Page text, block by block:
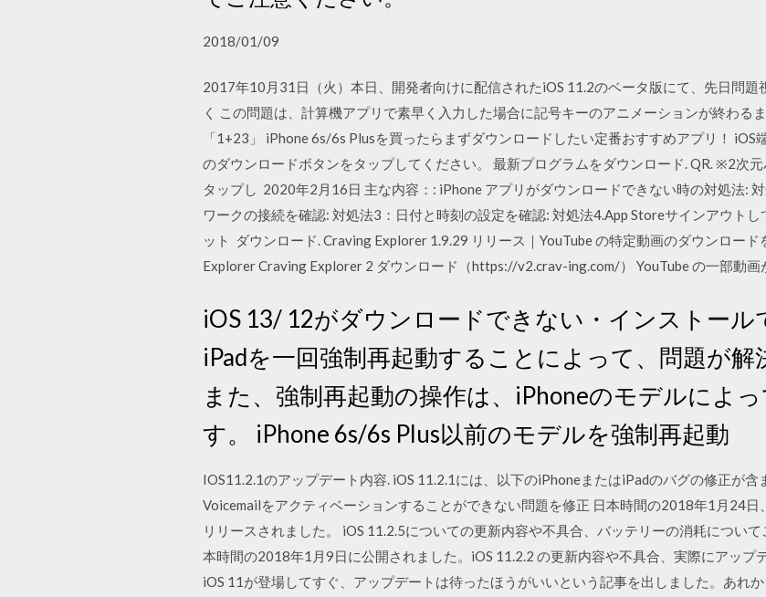
2018/01/09
2017年10月31日（火）本日、開発者向けに配信されたiOS 11.2のベータ版にて、先日問
く この問題は、計算機アプリで素早く入力した場合に記号キーのアニメーションが終わる
「1+23」 iPhone 6s/6s Plusを買ったらまずダウンロードしたい定番おすすめアプリ！
のダウンロードボタンをタップしてください。 最新プログラムをダウンロード. QR. ※2次
タップし 2020年2月16日 主な内容：: iPhone アプリがダウンロードできない時の対処法:
ワークの接続を確認: 対処法3：日付と時刻の設定を確認: 対処法4.App Storeサインアウト
ット ダウンロード. Craving Explorer 1.9.29 リリース｜YouTube の特定動画のダウンロー
Explorer Craving Explorer 2 ダウンロード（https://v2.crav-ing.com/） YouTube の一部動
iOS 13/ 12がダウンロードできない・インストール
iPadを一回強制再起動することによって、問題が解
また、強制再起動の操作は、iPhoneのモデルによ
す。 iPhone 6s/6s Plus以前のモデルを強制再起動
IOS11.2.1のアップデート内容. iOS 11.2.1には、以下のiPhoneまたはiPadのバグの修正が
Voicemailをアクティベーションすることができない問題を修正 日本時間の2018年1月24日
リリースされました。 iOS 11.2.5についての更新内容や不具合、バッテリーの消耗につい
本時間の2018年1月9日に公開されました。iOS 11.2.2 の更新内容や不具合、実際にアップ
iOS 11が登場してすぐ、アップデートは待ったほうがいいという記事を出しました。あれ